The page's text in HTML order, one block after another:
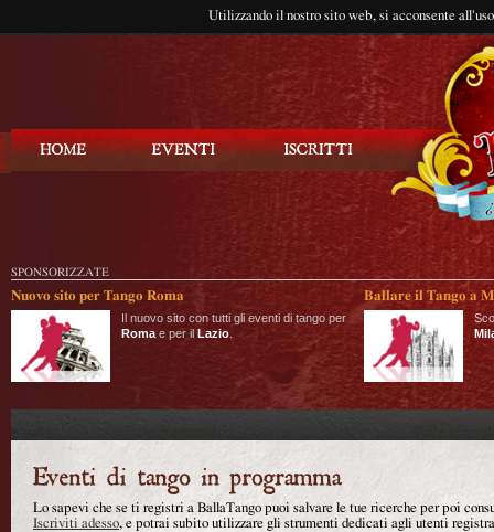
Utilizzando il nostro sito web, si acconsente
SPONSORIZZATE
Nuovo sito per Tango Roma
Il nuovo sito con tutti gli eventi di tango per
Roma e per il Lazio
Ballare il Tango a
Lo sapevi che se ti registri a BallaTango puoi salvare le tue ricerche per poi
Iscriviti adesso, e potrai subito utilizzare gli strumenti dedicati agli utenti